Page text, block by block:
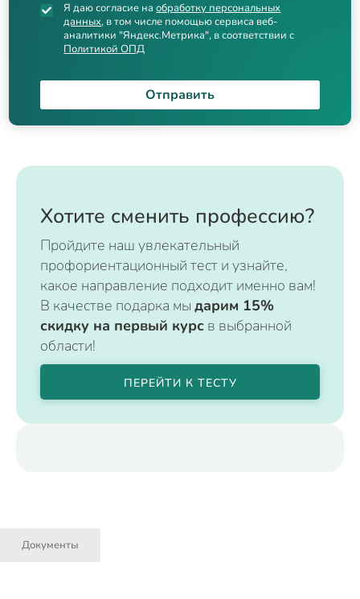
Я даю согласие наобработку персональных
данных, в том числе помощью сервиса веб-
аналитики "Яндекс.Метрика", в соответствии с
Политикой ОПД
Отправить
Хотите сменить профессию?
Пройдите наш увлекательный
профориентационный тест и узнайте,
какое направление подходит именно вам!
В качестве подарка мы дарим 15%
скидку на первый курс в выбранной
области!
ПЕРЕЙТИ К ТЕСТУ
Документы